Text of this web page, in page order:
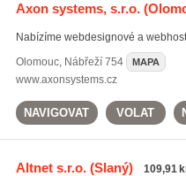
Axon systems, s.r.o.
Nabízíme webdesignové a
Olomouc, Nábřeží 754 MAPA
www.axonsystems.cz
NAVIGOVAT VOLAT
Altnet s.r.o.(Slaný) 109,91